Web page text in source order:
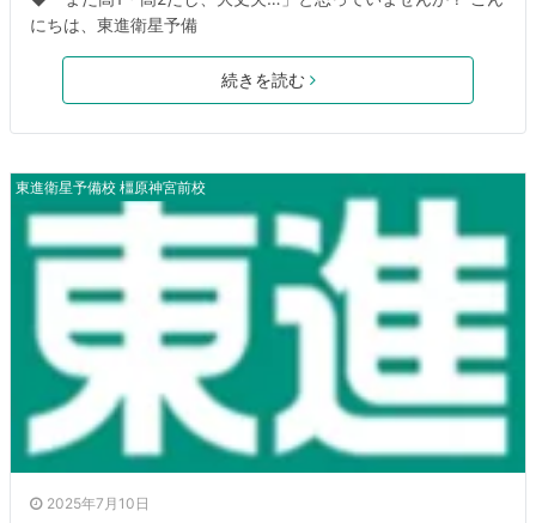
にちは、東進衛星予備
続きを読む
東進衛星予備校 橿原神宮前校
2025年7月10日